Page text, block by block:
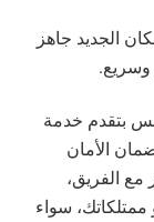
الجديد جاهز
بتقدم خدمة
الأمان
مع الفريق،
سواء